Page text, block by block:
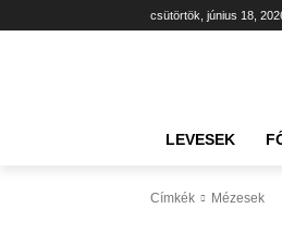
csütörtök, június 18,
LEVESEK
Címkék Mézesek